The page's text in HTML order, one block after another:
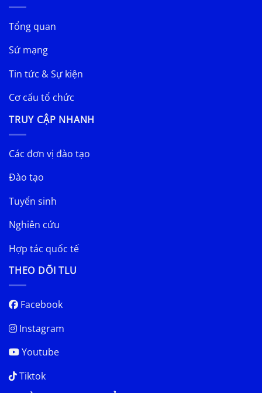
Tổng quan
Sứ mạng
Tin tức & Sự kiện
Cơ cấu tổ chức
TRUY CẬP NHANH
Các đơn vị đào tạo
Đào tạo
Tuyển sinh
Nghiên cứu
Hợp tác quốc tế
THEO DÕI TLU
Facebook
Instagram
Youtube
Tiktok